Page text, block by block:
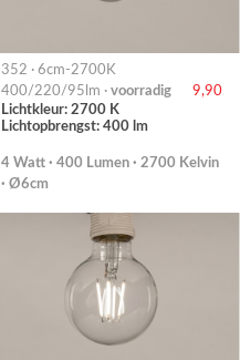
352 · 6cm-2700K
400/220/95lm · voorradig
9,90
Lichtkleur: 2700 K
Lichtopbrengst: 400 lm
4 Watt · 400 Lumen · 2700 Kelvin
· Ø6cm